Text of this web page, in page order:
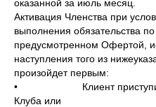
оказанной за июль месяц.
Активация Членства при
выполнения обязательства
предусмотренном Офертой,
наступления того из
произойдет первым:
• Клиент приступил к
Клуба или